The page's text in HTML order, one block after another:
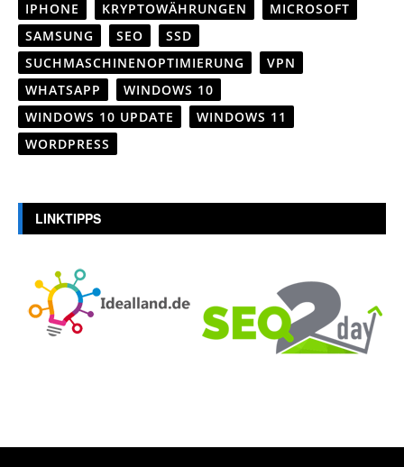
IPHONE
KRYPTOWÄHRUNGEN
MICROSOFT
SAMSUNG
SEO
SSD
SUCHMASCHINENOPTIMIERUNG
VPN
WHATSAPP
WINDOWS 10
WINDOWS 10 UPDATE
WINDOWS 11
WORDPRESS
LINKTIPPS